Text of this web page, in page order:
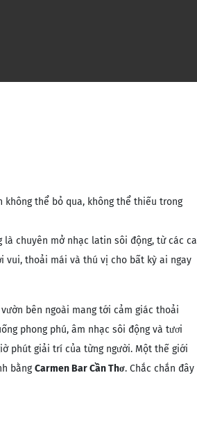
thể bỏ qua, không thể thiếu trong
chuyên mở nhạc latin sôi động, từ các ca
vui, thoải mái và thú vị cho bất kỳ ai ngay
bên ngoài mang tới cảm giác thoải
phong phú, âm nhạc sôi động và tươi
phút giải trí của từng người. Một thế giới
bằngCarmen Bar Cần Thơ. Chắc chắn đây